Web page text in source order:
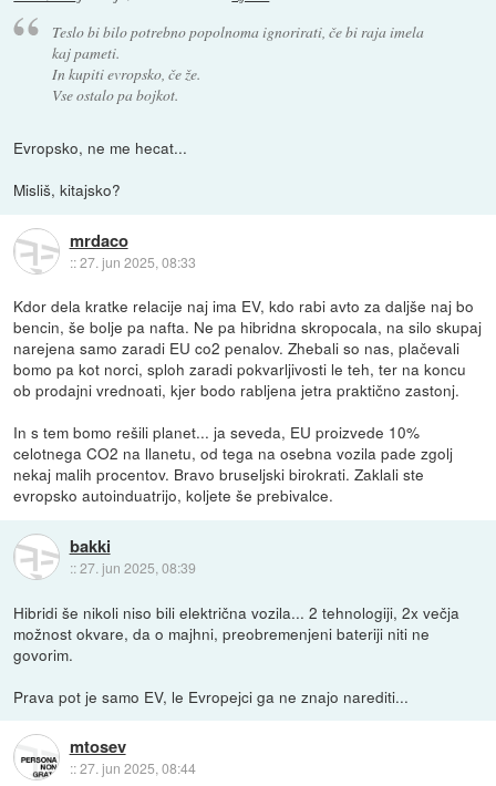
Teslo bi bilo potrebno popolnoma ignorirati, če bi raja imela
kaj pameti.
In kupiti evropsko, če že.
Vse ostalo pa bojkot.
Evropsko, ne me hecat...
Misliš, kitajsko?
mrdaco
::27. jun 2025, 08:33
Kdor dela kratke relacije naj ima EV, kdo rabi avto za daljše naj bo
bencin, še bolje pa nafta. Ne pa hibridna skropocala, na silo skupaj
narejena samo zaradi EU co2 penalov. Zhebali so nas, plačevali
bomo pa kot norci, sploh zaradi pokvarljivosti le teh, ter na koncu
ob prodajni vrednoati, kjer bodo rabljena jetra praktično zastonj.
In s tem bomo rešili planet... ja seveda, EU proizvede 10%
celotnega CO2 na llanetu, od tega na osebna vozila pade zgolj
nekaj malih procentov. Bravo bruseljski birokrati. Zaklali ste
evropsko autoinduatrijo, koljete še prebivalce.
bakki
::27. jun 2025, 08:39
Hibridi še nikoli niso bili električna vozila... 2 tehnologiji, 2x večja
možnost okvare, da o majhni, preobremenjeni bateriji niti ne
govorim.
Prava pot je samo EV, le Evropejci ga ne znajo narediti...
mtosev
::27. jun 2025, 08:44